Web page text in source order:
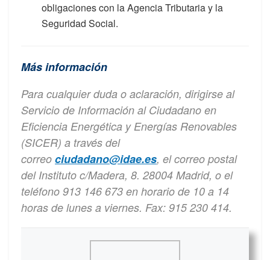
obligaciones con la Agencia Tributaria y la
Seguridad Social.
Más información
Para cualquier duda o aclaración, dirigirse al
Servicio de Información al Ciudadano en
Eficiencia Energética y Energías Renovables
(SICER) a través del
correo ciudadano@idae.es, el correo postal
del Instituto c/Madera, 8. 28004 Madrid, o el
teléfono 913 146 673 en horario de 10 a 14
horas de lunes a viernes. Fax: 915 230 414.